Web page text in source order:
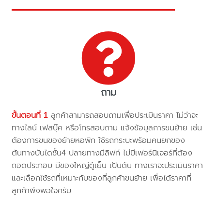
ถาม
ขั้นตอนที่ 1 ลูกค้าสามารถสอบถามเพื่อประเมินราคา ไม่ว่าจะ
ทางไลน์ เฟสบุ๊ค หรือโทรสอบถาม แจ้งข้อมูลการขนย้าย เช่น
ต้องการขนของย้ายหอพัก ใช้รถกระบะพร้อมคนยกของ
ต้นทางบันไดชั้น4 ปลายทางมีลิฟท์ ไม่มีเฟอร์นิเจอร์ที่ต้อง
ถอดประกอบ มีของใหญ่ตู้เย็น เป็นต้น ทางเราจะประเมินราคา
และเลือกใช้รถที่เหมาะกับของที่ลูกค้าขนย้าย เพื่อได้ราคาที่
ลูกค้าพึงพอใจครับ